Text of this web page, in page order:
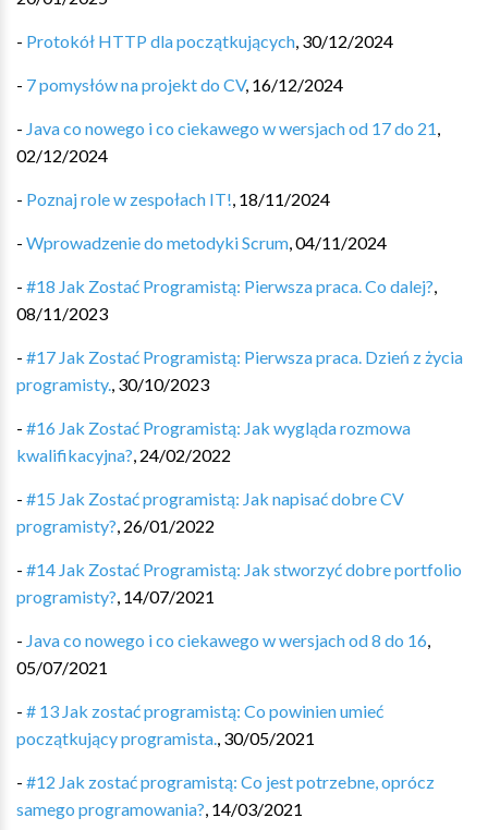
- Protokół HTTP dla początkujących, 30/12/2024
- 7 pomysłów na projekt do CV, 16/12/2024
- Java co nowego i co ciekawego w wersjach od 17 do 21,
02/12/2024
- Poznaj role w zespołach IT!, 18/11/2024
- Wprowadzenie do metodyki Scrum,04/11/2024
- #18 Jak Zostać Programistą: Pierwsza praca. Co dalej?,
08/11/2023
- #17 Jak Zostać Programistą: Pierwsza praca. Dzień z życia
programisty., 30/10/2023
- #16 Jak Zostać Programistą: Jak wygląda rozmowa
kwalifikacyjna?, 24/02/2022
- #15 Jak Zostać programistą: Jak napisać dobre CV
programisty?, 26/01/2022
- #14 Jak Zostać Programistą: Jak stworzyć dobre portfolio
programisty?, 14/07/2021
- Java co nowego i co ciekawego w wersjach od 8 do 16,
05/07/2021
- # 13 Jak zostać programistą: Co powinien umieć
początkujący programista., 30/05/2021
- #12 Jak zostać programistą: Co jest potrzebne, oprócz
samego programowania?, 14/03/2021